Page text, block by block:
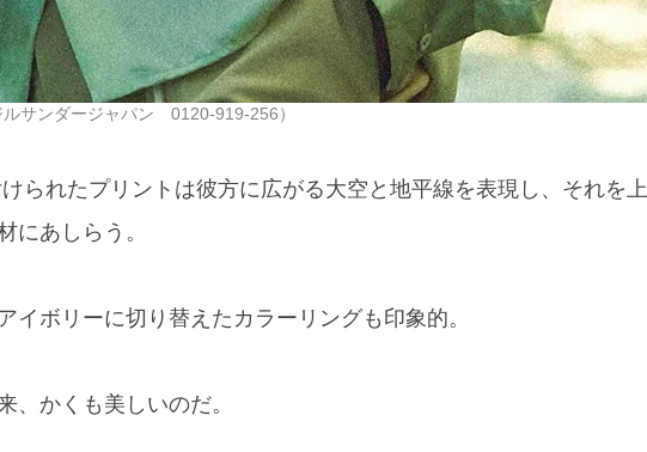
サンダージャパン 0120-919-256）
られたプリントは彼方に広がる大空と地平線を表現し、それを上
にあしらう。
イボリーに切り替えたカラーリングも印象的。
、かくも美しいのだ。